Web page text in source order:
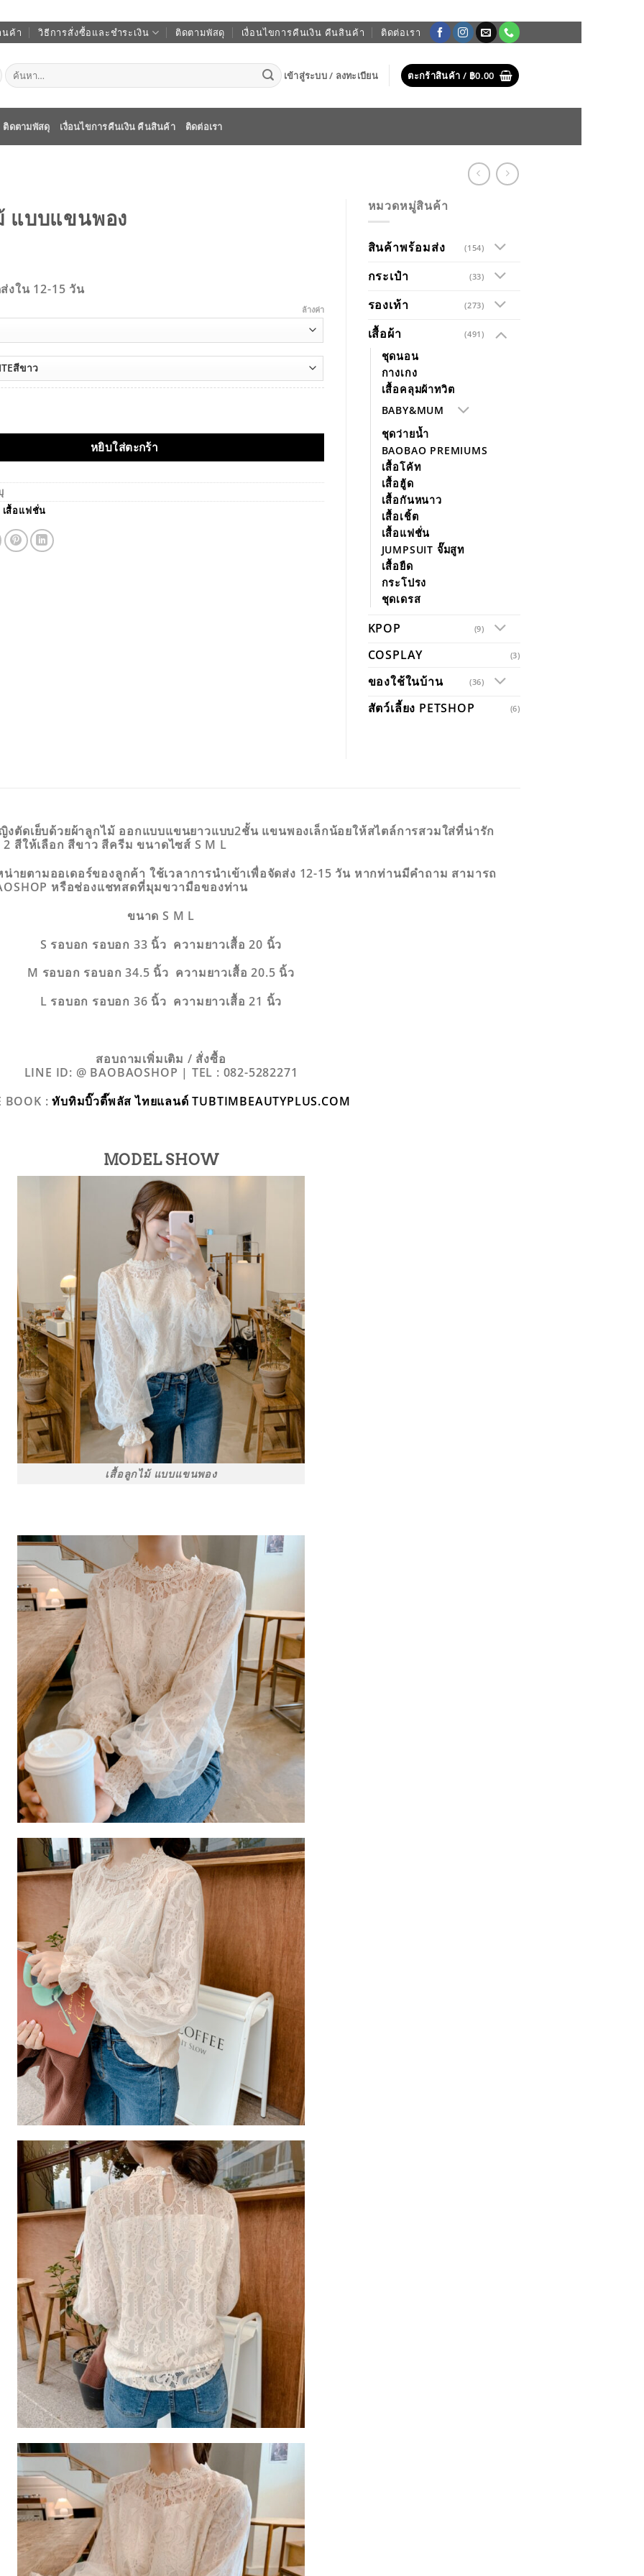
นค้า วิธีการสั่งซื้อและชำระเงิน ติดตามพัสดุ เงื่อนไขการคืนเงิน คืนสินค้า ติดต่อเรา
ค้นหา:
เข้าสู่ระบบ / ลงทะเบียน ตะกร้าสินค้า / ฿0.00
ติดตามพัสดุ เงื่อนไขการคืนเงิน คืนสินค้า ติดต่อเรา
แบบแขนพอง
งใน 12-15 วัน
ล้างค่า
หยิบใส่ตะกร้า
เสื้อแฟชั่น
หมวดหมู่สินค้า
สินค้าพร้อมส่ง (154)
กระเป๋า (33)
รองเท้า (273)
เสื้อผ้า (491)
ชุดนอน
กางเกง
เสื้อคลุมผ้าทวิต
BABY&MUM
ชุดว่ายน้ำ
BAOBAO PREMIUMS
เสื้อโค้ท
เสื้อฮู้ด
เสื้อกันหนาว
เสื้อเชิ้ต
เสื้อแฟชั่น
JUMPSUIT จั๊มสูท
เสื้อยืด
กระโปรง
ชุดเดรส
KPOP (9)
COSPLAY (3)
ของใช้ในบ้าน (36)
สัตว์เลี้ยง PETSHOP (6)
ตัดเย็บด้วยผ้าลูกไม้ ออกแบบแขนยาวแบบ2ชั้น แขนพองเล็กน้อยให้สไตล์การสวมใส่ที่น่ารัก
สีให้เลือก สีขาว สีครีม ขนาดไซส์ S M L
ายตามออเดอร์ของลูกค้า ใช้เวลาการนำเข้าเพื่อจัดส่ง 12-15 วัน หากท่านมีคำถาม สามารถ
หรือช่องแชทสดที่มุมขวามือของท่าน
ขนาด S M L
S รอบอก รอบอก 33 นิ้ว ความยาวเสื้อ 20 นิ้ว
M รอบอก รอบอก 34.5 นิ้ว ความยาวเสื้อ 20.5 นิ้ว
L รอบอก รอบอก 36 นิ้ว ความยาวเสื้อ 21 นิ้ว
สอบถามเพิ่มเติม / สั่งซื้อ
LINE ID: @ BAOBAOSHOP | TEL : 082-5282271
BOOK :ทับทิมบิ๊วตี๊พลัส ไทยแลนด์ TUBTIMBEAUTYPLUS.COM
MODEL SHOW
เสื้อลูกไม้ แบบแขนพอง